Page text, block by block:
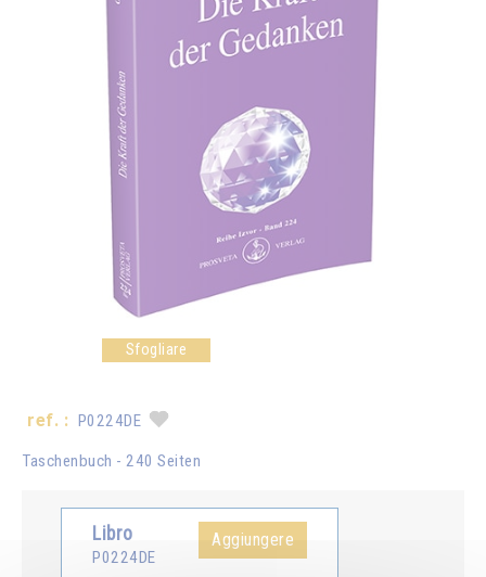
Sfogliare
ref. : P0224DE
Taschenbuch - 240 Seiten
Libro
P0224DE
Aggiungere